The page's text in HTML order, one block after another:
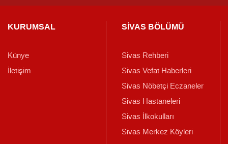
KURUMSAL
Künye
İletişim
SİVAS BÖLÜMÜ
Sivas Rehberi
Sivas Vefat Haberleri
Sivas Nöbetçi Eczaneler
Sivas Hastaneleri
Sivas İlkokulları
Sivas Merkez Köyleri